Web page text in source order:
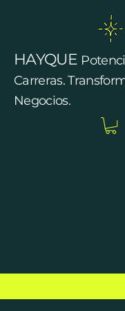
HAYQUE
Carreras.
Negocios.